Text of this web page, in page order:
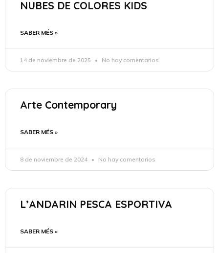
NUBES DE COLORES KIDS
SABER MÉS »
14 de noviembre de 2025 No hay comentarios
Arte Contemporary
SABER MÉS »
8 de noviembre de 2024 No hay comentarios
L’ANDARIN PESCA ESPORTIVA
SABER MÉS »